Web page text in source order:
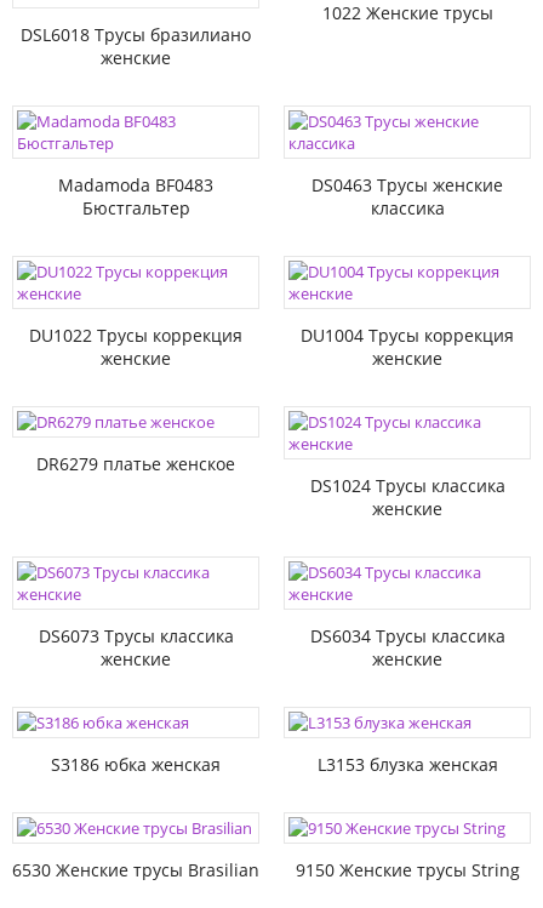
DSL6018 Трусы бразилиано
женские
1022 Женские трусы
Madamoda BF0483
Бюстгальтер
DS0463 Трусы женские
классика
DU1022 Трусы коррекция
женские
DU1004 Трусы коррекция
женские
DR6279 платье женское
DS1024 Трусы классика
женские
DS6073 Трусы классика
женские
DS6034 Трусы классика
женские
S3186 юбка женская L3153 блузка женская
6530 Женские трусы Brasilian 9150 Женские трусы String